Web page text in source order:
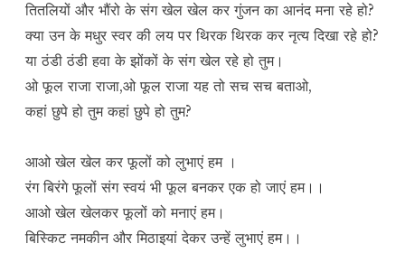
तितलियों और भौंरो के संग खेल खेल कर गुंजन का आनंद मना रहे हो?
क्या उन के मधुर स्वर की लय पर थिरक थिरक कर नृत्य दिखा रहे हो?
या ठंडी ठंडी हवा के झोंकों के संग खेल रहे हो तुम।
ओ फूल राजा राजा,ओ फूल राजा यह तो सच सच बताओ,
कहां छुपे हो तुम कहां छुपे हो तुम?
आओ खेल खेल कर फूलों को लुभाएं हम ।
रंग बिरंगे फूलों संग स्वयं भी फूल बनकर एक हो जाएं हम।।
आओ खेल खेलकर फूलों को मनाएं हम।
बिस्किट नमकीन और मिठाइयां देकर उन्हें लुभाएं हम।।